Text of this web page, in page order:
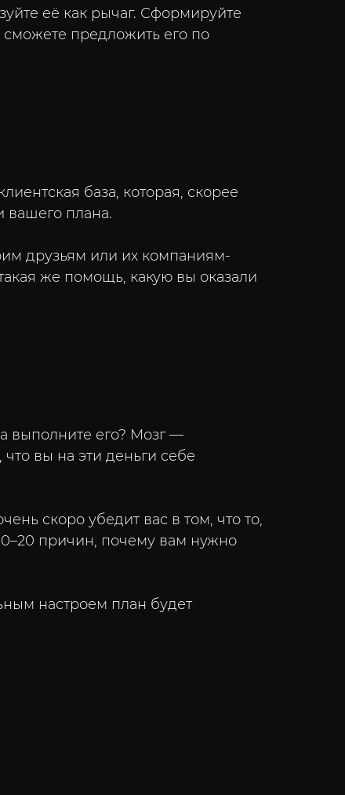
её как рычаг. Сформируйте
сможете предложить его по
база, которая, скорее
вашего плана.
друзьям или их компаниям-
же помощь, какую вы оказали
выполните его? Мозг —
вы на эти деньги себе
скоро убедит вас в том, что то,
причин, почему вам нужно
настроем план будет